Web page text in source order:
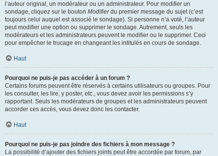
l’auteur original, un modérateur ou un administrateur. Pour modifier un
sondage, cliquez sur le bouton Modifierdu premier message du sujet (c’est
toujours celui auquel est associé le sondage). Si personne n’a voté, l’auteur
peut modifier une option ou supprimer le sondage. Autrement, seuls les
modérateurs et les administrateurs peuvent le modifier ou le supprimer. Ceci
pour empêcher le trucage en changeant les intitulés en cours de sondage.
Haut
Pourquoi ne puis-je pas accéder à un forum ?
Certains forums peuvent être réservés à certains utilisateurs ou groupes. Pour
les consulter, les lire, y poster, etc., vous devez avoir les permissions s’y
rapportant. Seuls les modérateurs de groupes et les administrateurs peuvent
accorder ces accès, vous devez donc les contacter.
Haut
Pourquoi ne puis-je pas joindre des fichiers à mon message ?
La possibilité d’ajouter des fichiers joints peut être accordée par forum, par